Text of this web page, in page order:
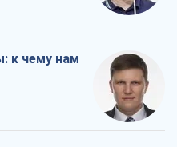
к чему нам